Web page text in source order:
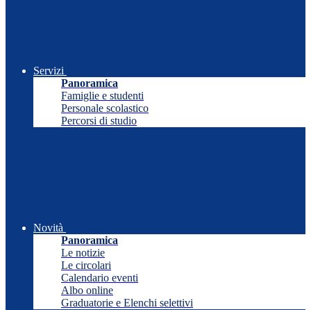
Servizi
Panoramica
Famiglie e studenti
Personale scolastico
Percorsi di studio
Novità
Panoramica
Le notizie
Le circolari
Calendario eventi
Albo online
Graduatorie e Elenchi selettivi